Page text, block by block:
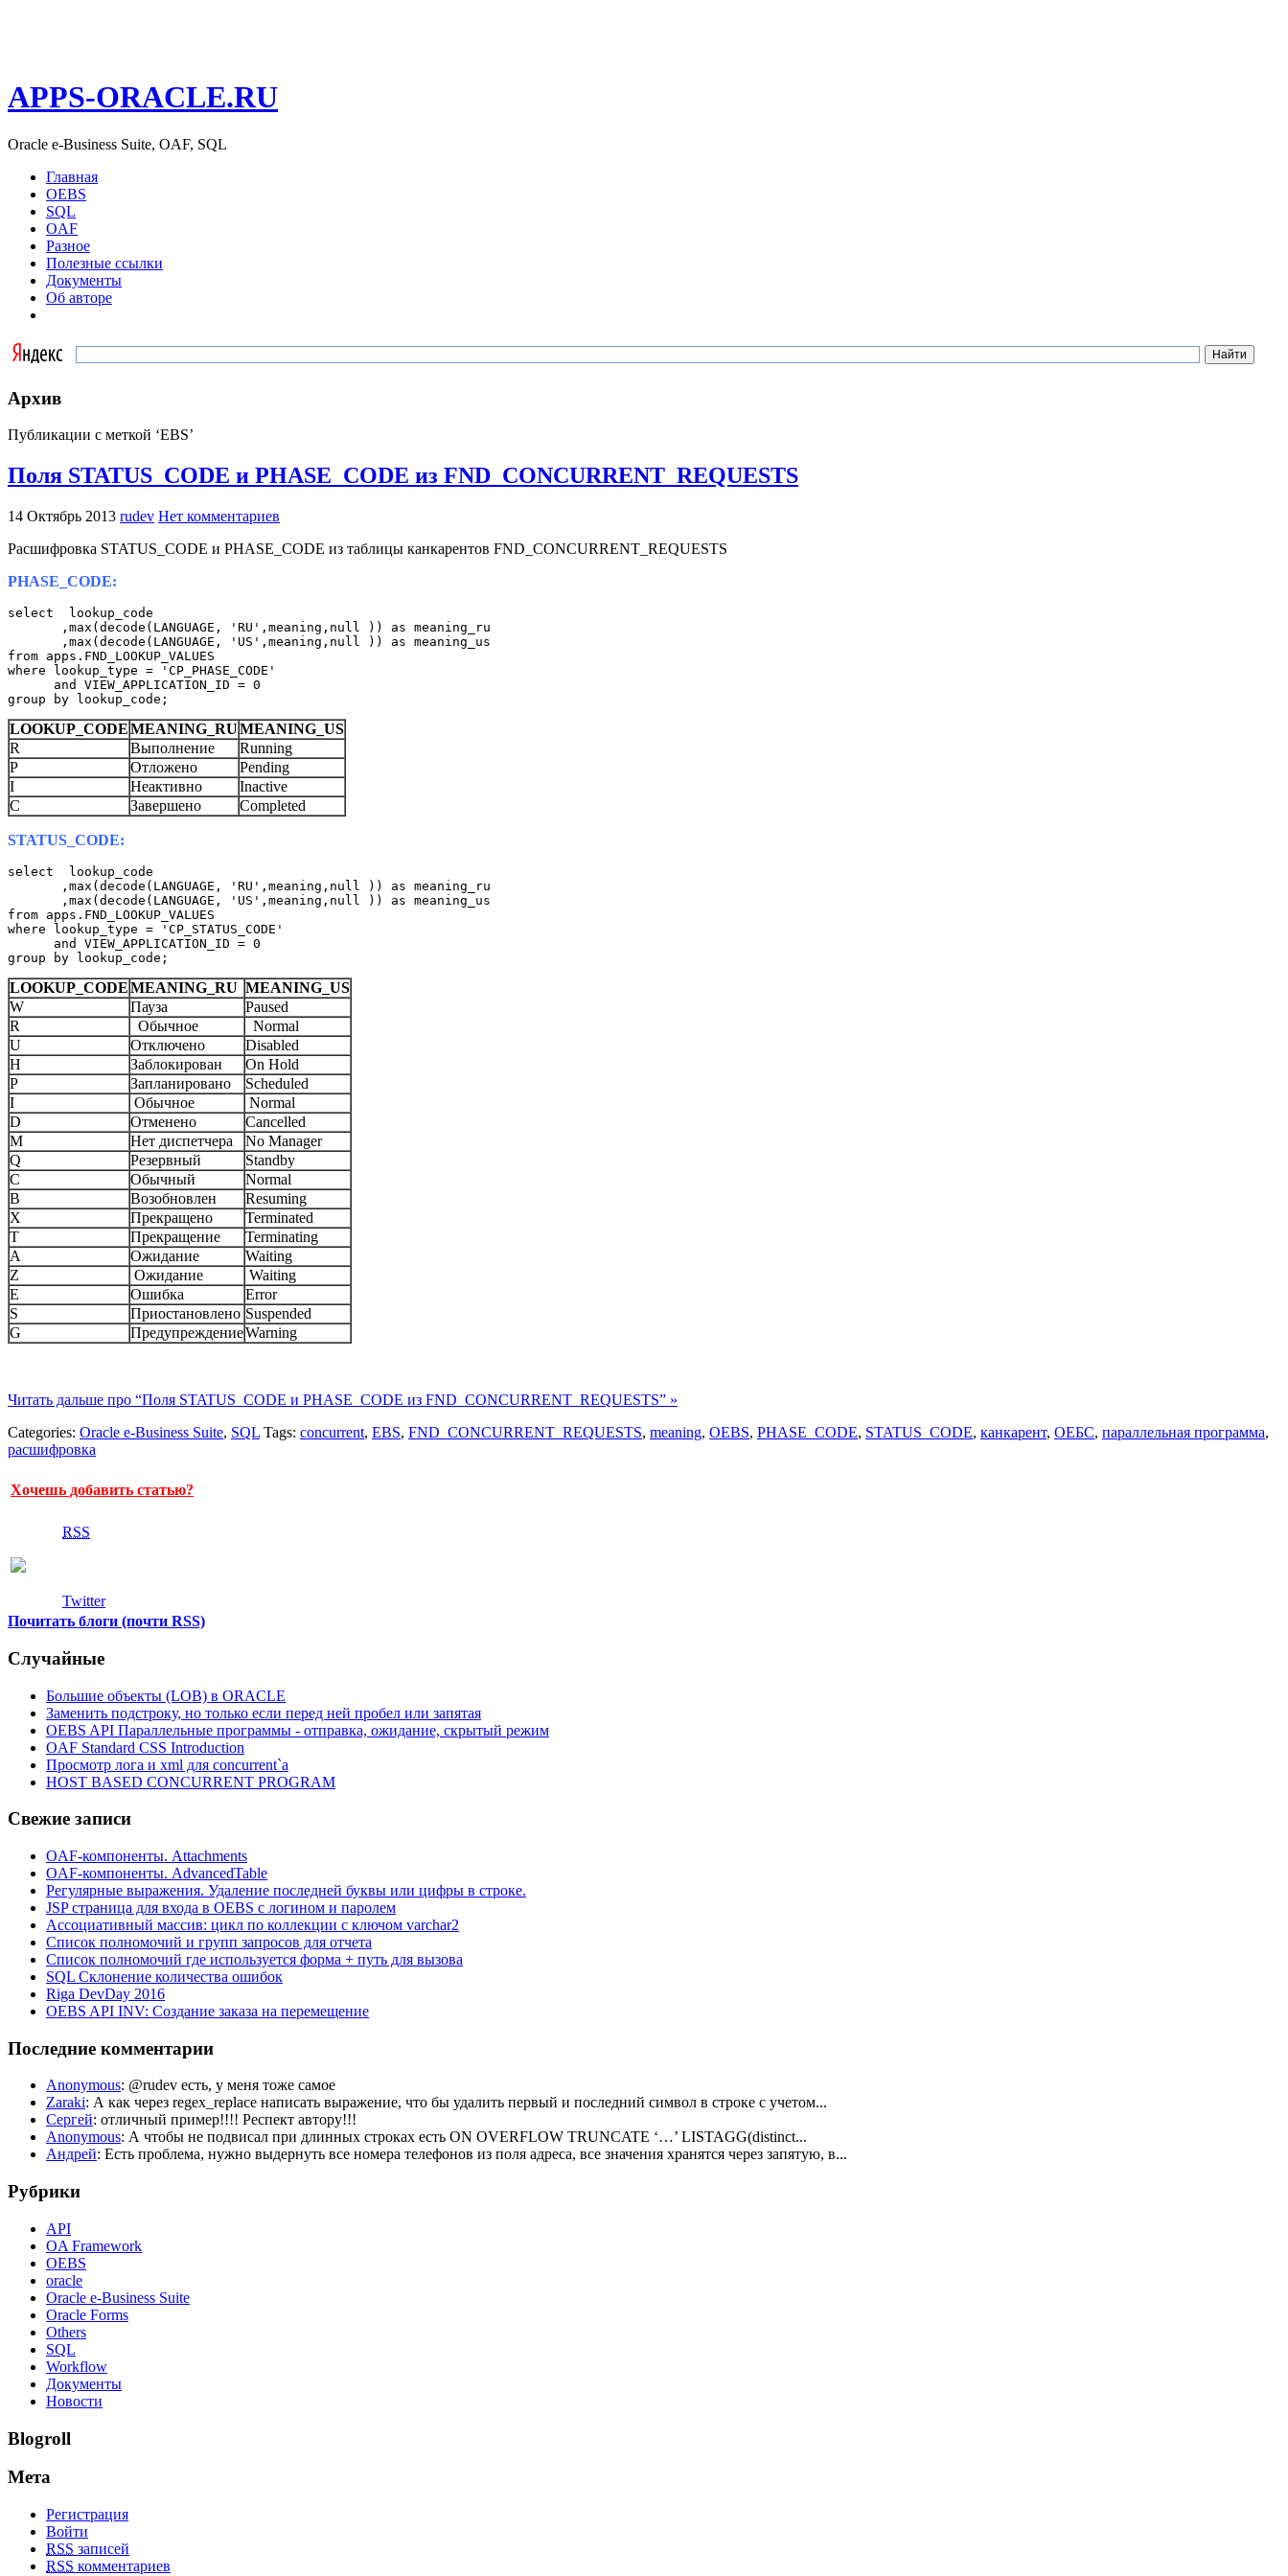
APPS-ORACLE.RU
Oracle e-Business Suite, OAF, SQL
Главная
OEBS
SQL
OAF
Разное
Полезные ссылки
Документы
Об авторе
Архив
Публикации с меткой ‘EBS’
Поля STATUS_CODE и PHASE_CODE из FND_CONCURRENT_REQUESTS
14 Октябрь 2013 rudev Нет комментариев
Расшифровка STATUS_CODE и PHASE_CODE из таблицы канкарентов FND_CONCURRENT_REQUESTS
PHASE_CODE:
select  lookup_code
       ,max(decode(LANGUAGE, 'RU',meaning,null )) as meaning_ru
       ,max(decode(LANGUAGE, 'US',meaning,null )) as meaning_us
from apps.FND_LOOKUP_VALUES
where lookup_type = 'CP_PHASE_CODE'
      and VIEW_APPLICATION_ID = 0
group by lookup_code;
LOOKUP_CODEMEANING_RUMEANING_US
R
Выполнение
Running
P
Отложено
Pending
I
Неактивно
Inactive
C
Завершено Completed
STATUS_CODE:
select  lookup_code
       ,max(decode(LANGUAGE, 'RU',meaning,null )) as meaning_ru
       ,max(decode(LANGUAGE, 'US',meaning,null )) as meaning_us
from apps.FND_LOOKUP_VALUES
where lookup_type = 'CP_STATUS_CODE'
      and VIEW_APPLICATION_ID = 0
group by lookup_code;
LOOKUP_CODEMEANING_RU MEANING_US
W
Пауза
Paused
R
Обычное
Normal
U
Отключено
Disabled
H
Заблокирован
On Hold
P
Запланировано
Scheduled
I
Обычное
Normal
D
Отменено
Cancelled
M
Нет диспетчера
No Manager
Q
Резервный
Standby
C
Обычный
Normal
B
Возобновлен
Resuming
X
Прекращено
Terminated
T
Прекращение
Terminating
A
Ожидание
Waiting
Z
Ожидание
Waiting
E
Ошибка
Error
S
Приостановлено Suspended
G
ПредупреждениеWarning
Читать дальше про “Поля STATUS_CODE и PHASE_CODE из FND_CONCURRENT_REQUESTS” »
Categories: Oracle e-Business Suite, SQL Tags: concurrent, EBS, FND_CONCURRENT_REQUESTS, meaning, OEBS, PHASE_CODE, STATUS_CODE, канкарент, ОЕБС, параллельная программа,
расшифровка
Хочешь добавить статью?
RSS
Twitter
Почитать блоги (почти RSS)
Случайные
Большие объекты (LOB) в ORACLE
Заменить подстроку, но только если перед ней пробел или запятая
OEBS API Параллельные программы - отправка, ожидание, скрытый режим
OAF Standard CSS Introduction
Просмотр лога и xml для concurrent`а
HOST BASED CONCURRENT PROGRAM
Свежие записи
OAF-компоненты. Attachments
OAF-компоненты. AdvancedTable
Регулярные выражения. Удаление последней буквы или цифры в строке.
JSP страница для входа в OEBS с логином и паролем
Ассоциативный массив: цикл по коллекции с ключом varchar2
Список полномочий и групп запросов для отчета
Список полномочий где используется форма + путь для вызова
SQL Склонение количества ошибок
Riga DevDay 2016
OEBS API INV: Создание заказа на перемещение
Последние комментарии
Anonymous: @rudev есть, у меня тоже самое
Zaraki: А как через regex_replace написать выражение, что бы удалить первый и последний символ в строке с учетом...
Сергей: отличный пример!!!! Респект автору!!!
Anonymous: А чтобы не подвисал при длинных строках есть ON OVERFLOW TRUNCATE ‘…’ LISTAGG(distinct...
Андрей: Есть проблема, нужно выдернуть все номера телефонов из поля адреса, все значения хранятся через запятую, в...
Рубрики
API
OA Framework
OEBS
oracle
Oracle e-Business Suite
Oracle Forms
Others
SQL
Workflow
Документы
Новости
Blogroll
Мета
Регистрация
Войти
RSS записей
RSS комментариев